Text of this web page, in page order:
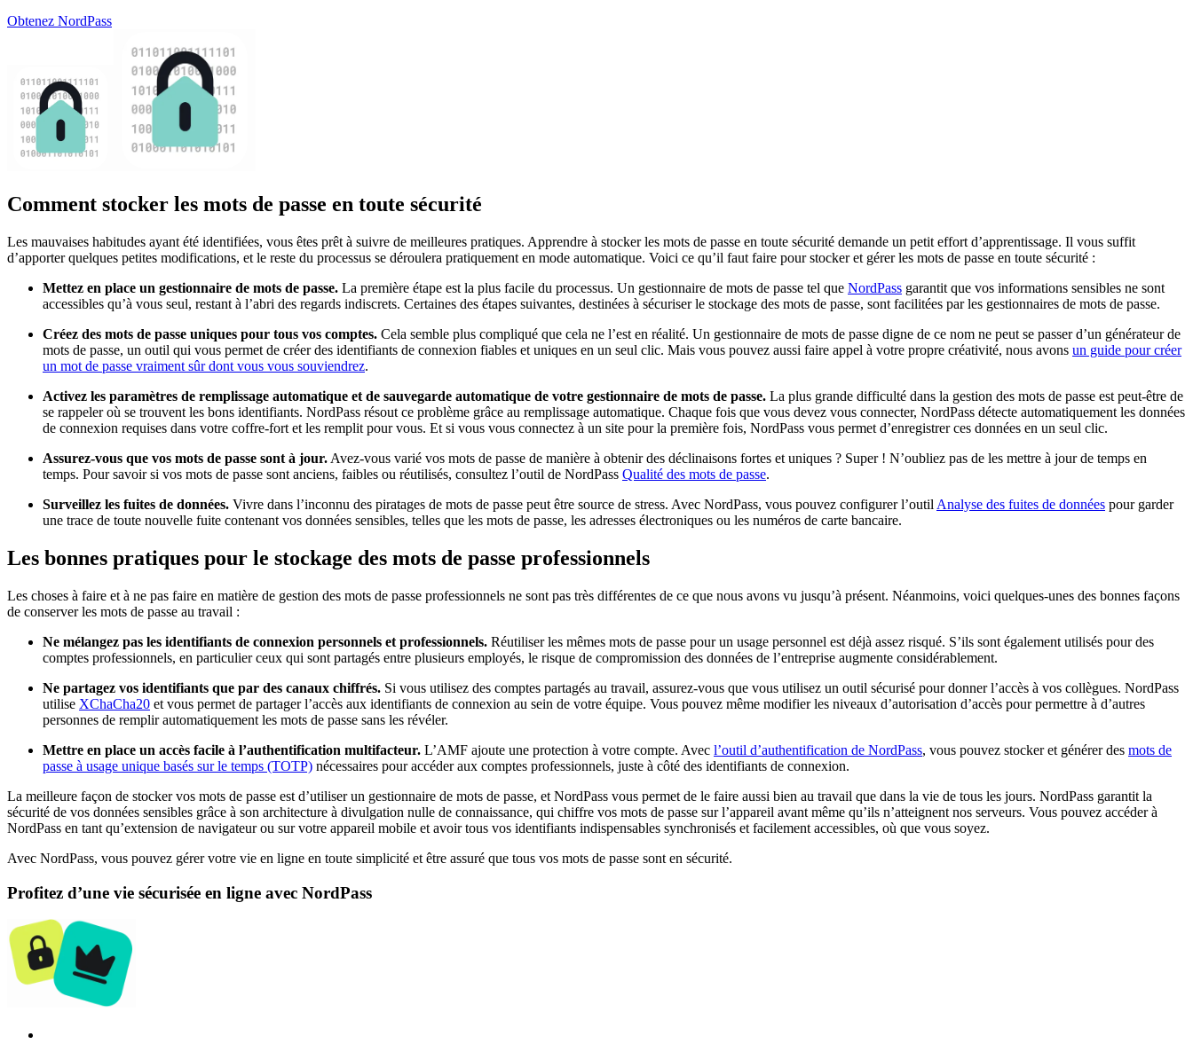
Obtenez NordPass
Comment stocker les mots de passe en toute sécurité
Les mauvaises habitudes ayant été identifiées, vous êtes prêt à suivre de meilleures pratiques. Apprendre à stocker les mots de passe en toute sécurité demande un petit effort d’apprentissage. Il vous suffit
d’apporter quelques petites modifications, et le reste du processus se déroulera pratiquement en mode automatique. Voici ce qu’il faut faire pour stocker et gérer les mots de passe en toute sécurité :
Mettez en place un gestionnaire de mots de passe. La première étape est la plus facile du processus. Un gestionnaire de mots de passe tel que NordPass garantit que vos informations sensibles ne sont
accessibles qu’à vous seul, restant à l’abri des regards indiscrets. Certaines des étapes suivantes, destinées à sécuriser le stockage des mots de passe, sont facilitées par les gestionnaires de mots de passe.
Créez des mots de passe uniques pour tous vos comptes. Cela semble plus compliqué que cela ne l’est en réalité. Un gestionnaire de mots de passe digne de ce nom ne peut se passer d’un générateur de
mots de passe, un outil qui vous permet de créer des identifiants de connexion fiables et uniques en un seul clic. Mais vous pouvez aussi faire appel à votre propre créativité, nous avons un guide pour créer
un mot de passe vraiment sûr dont vous vous souviendrez.
Activez les paramètres de remplissage automatique et de sauvegarde automatique de votre gestionnaire de mots de passe. La plus grande difficulté dans la gestion des mots de passe est peut-être de
se rappeler où se trouvent les bons identifiants. NordPass résout ce problème grâce au remplissage automatique. Chaque fois que vous devez vous connecter, NordPass détecte automatiquement les données
de connexion requises dans votre coffre-fort et les remplit pour vous. Et si vous vous connectez à un site pour la première fois, NordPass vous permet d’enregistrer ces données en un seul clic.
Assurez-vous que vos mots de passe sont à jour. Avez-vous varié vos mots de passe de manière à obtenir des déclinaisons fortes et uniques ? Super ! N’oubliez pas de les mettre à jour de temps en
temps. Pour savoir si vos mots de passe sont anciens, faibles ou réutilisés, consultez l’outil de NordPass Qualité des mots de passe.
Surveillez les fuites de données. Vivre dans l’inconnu des piratages de mots de passe peut être source de stress. Avec NordPass, vous pouvez configurer l’outil Analyse des fuites de données pour garder
une trace de toute nouvelle fuite contenant vos données sensibles, telles que les mots de passe, les adresses électroniques ou les numéros de carte bancaire.
Les bonnes pratiques pour le stockage des mots de passe professionnels
Les choses à faire et à ne pas faire en matière de gestion des mots de passe professionnels ne sont pas très différentes de ce que nous avons vu jusqu’à présent. Néanmoins, voici quelques-unes des bonnes façons
de conserver les mots de passe au travail :
Ne mélangez pas les identifiants de connexion personnels et professionnels. Réutiliser les mêmes mots de passe pour un usage personnel est déjà assez risqué. S’ils sont également utilisés pour des
comptes professionnels, en particulier ceux qui sont partagés entre plusieurs employés, le risque de compromission des données de l’entreprise augmente considérablement.
Ne partagez vos identifiants que par des canaux chiffrés. Si vous utilisez des comptes partagés au travail, assurez-vous que vous utilisez un outil sécurisé pour donner l’accès à vos collègues. NordPass
utilise XChaCha20 et vous permet de partager l’accès aux identifiants de connexion au sein de votre équipe. Vous pouvez même modifier les niveaux d’autorisation d’accès pour permettre à d’autres
personnes de remplir automatiquement les mots de passe sans les révéler.
Mettre en place un accès facile à l’authentification multifacteur. L’AMF ajoute une protection à votre compte. Avec l’outil d’authentification de NordPass, vous pouvez stocker et générer des mots de
passe à usage unique basés sur le temps (TOTP) nécessaires pour accéder aux comptes professionnels, juste à côté des identifiants de connexion.
La meilleure façon de stocker vos mots de passe est d’utiliser un gestionnaire de mots de passe, et NordPass vous permet de le faire aussi bien au travail que dans la vie de tous les jours. NordPass garantit la
sécurité de vos données sensibles grâce à son architecture à divulgation nulle de connaissance, qui chiffre vos mots de passe sur l’appareil avant même qu’ils n’atteignent nos serveurs. Vous pouvez accéder à
NordPass en tant qu’extension de navigateur ou sur votre appareil mobile et avoir tous vos identifiants indispensables synchronisés et facilement accessibles, où que vous soyez.
Avec NordPass, vous pouvez gérer votre vie en ligne en toute simplicité et être assuré que tous vos mots de passe sont en sécurité.
Profitez d’une vie sécurisée en ligne avec NordPass